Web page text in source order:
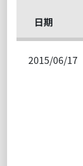
日期
2015/06/17